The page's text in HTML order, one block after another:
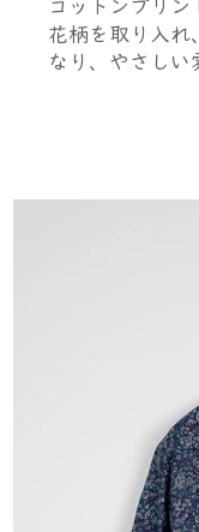
コットンプリ
花柄を取り入れ
なり、やさしい